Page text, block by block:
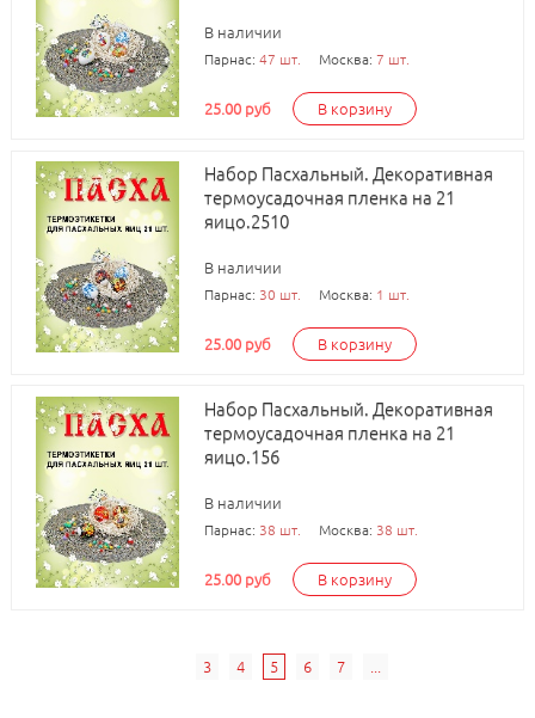
В наличии
Парнас: 47 шт. Москва: 7 шт.
25.00 руб В корзину
Набор Пасхальный. Декоративная
термоусадочная пленка на 21
яицо.2510
В наличии
Парнас: 30 шт. Москва: 1 шт.
25.00 руб В корзину
Набор Пасхальный. Декоративная
термоусадочная пленка на 21
яицо.156
В наличии
Парнас: 38 шт. Москва: 38 шт.
25.00 руб В корзину
3 4 5 6 7 ...